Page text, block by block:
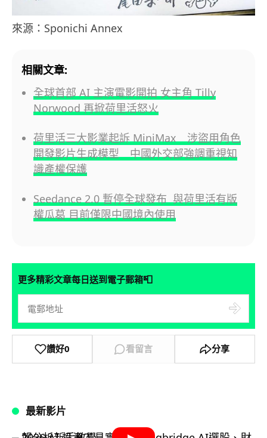
來源：Sponichi Annex
相關文章:
全球首部 AI 主演電影開拍 女主角 Tilly
Norwood 再掀荷里活怒火
荷里活三大影業起訴 MiniMax 涉盜用角色
開發影片生成模型 中國外交部強調重視知
識產權保護
Seedance 2.0 暫停全球發布 與荷里活有版
權瓜葛 目前僅限中國境內使用
更多精彩文章每日送到電子郵箱📮
讚好0 看留言 分享
最新影片